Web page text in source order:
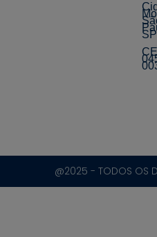
SP
@2025 - TODOS OS